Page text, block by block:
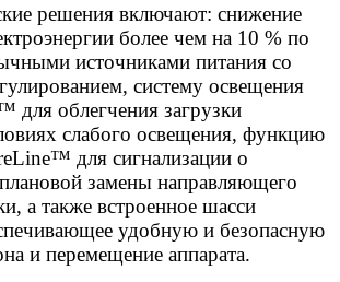
решения включают: снижение
более чем на 10 % по
источниками питания со
систему освещения
для облегчения загрузки
слабого освещения, функцию
для сигнализации о
замены направляющего
а также встроенное шасси
удобную и безопасную
и перемещение аппарата.